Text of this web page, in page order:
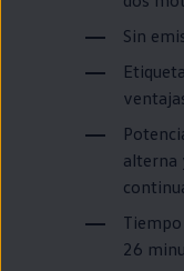
Sin
alterna
26